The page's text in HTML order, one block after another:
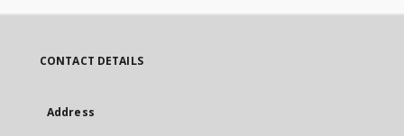
CONTACT DETAILS
Address